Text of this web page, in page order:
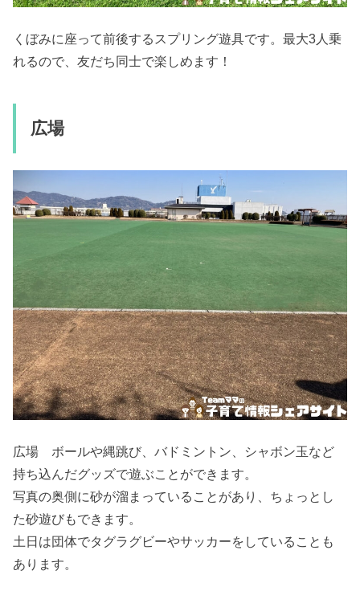
くぼみに座って前後するスプリング遊具です。最大3人乗
れるので、友だち同士で楽しめます！
広場
広場 ボールや縄跳び、バドミントン、シャボン玉など
持ち込んだグッズで遊ぶことができます。
写真の奥側に砂が溜まっていることがあり、ちょっとし
た砂遊びもできます。
土日は団体でタグラグビーやサッカーをしていることも
あります。